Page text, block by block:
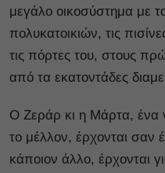
μεγάλο οικοσύστημα με
πολυκατοικιών, τις
τις πόρτες του, στους
από τα εκατοντάδες
O Ζεράρ κι η Μάρτα, ένα
το μέλλον, έρχονται σαν
κάποιον άλλο, έρχονται